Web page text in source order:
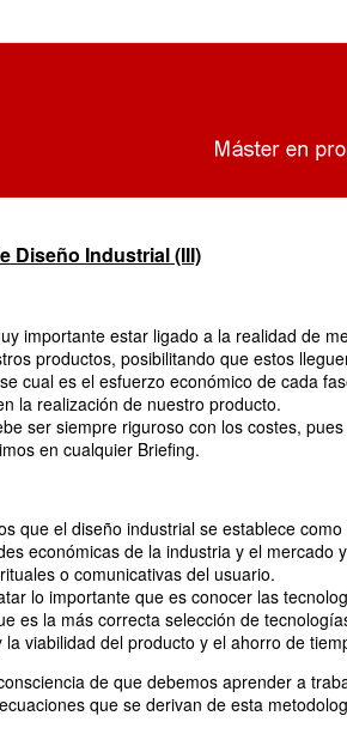
Diseño Industrial (III)
importante estar ligado a la realidad de
productos, posibilitando que estos
cual es el esfuerzo económico de cada
la realización de nuestro producto.
ser siempre riguroso con los costes,
en cualquier Briefing.
que el diseño industrial se establece
económicas de la industria y el mercado
o comunicativas del usuario.
lo importante que es conocer las
es la más correcta selección de
viabilidad del producto y el ahorro de
de que debemos aprender a
que se derivan de esta